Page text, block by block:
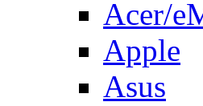
Acer/
Apple
Asus